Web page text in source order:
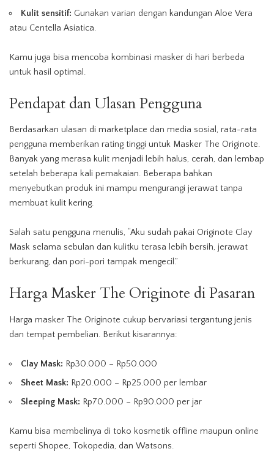
Kulit sensitif: Gunakan varian dengan kandungan Aloe Vera
atau Centella Asiatica.
Kamu juga bisa mencoba kombinasi masker di hari berbeda
untuk hasil optimal.
Pendapat dan Ulasan Pengguna
Berdasarkan ulasan di marketplace dan media sosial, rata-rata
pengguna memberikan rating tinggi untuk Masker The Originote.
Banyak yang merasa kulit menjadi lebih halus, cerah, dan lembap
setelah beberapa kali pemakaian. Beberapa bahkan
menyebutkan produk ini mampu mengurangi jerawat tanpa
membuat kulit kering.
Salah satu pengguna menulis, “Aku sudah pakai Originote Clay
Mask selama sebulan dan kulitku terasa lebih bersih, jerawat
berkurang, dan pori-pori tampak mengecil.”
Harga Masker The Originote di Pasaran
Harga masker The Originote cukup bervariasi tergantung jenis
dan tempat pembelian. Berikut kisarannya:
Clay Mask: Rp30.000 – Rp50.000
Sheet Mask: Rp20.000 – Rp25.000 per lembar
Sleeping Mask: Rp70.000 – Rp90.000 per jar
Kamu bisa membelinya di toko kosmetik offline maupun online
seperti Shopee, Tokopedia, dan Watsons.